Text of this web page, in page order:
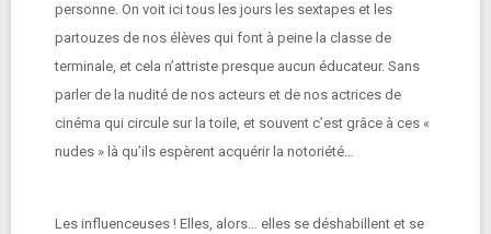
personne. On voit ici tous les jours les sextapes et les
partouzes de nos élèves qui font à peine la classe de
terminale, et cela n’attriste presque aucun éducateur. Sans
parler de la nudité de nos acteurs et de nos actrices de
cinéma qui circule sur la toile, et souvent c’est grâce à ces «
nudes » là qu’ils espèrent acquérir la notoriété…
Les influenceuses ! Elles, alors… elles se déshabillent et se